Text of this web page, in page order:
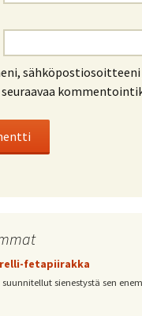
sähköpostiosoitteeni
fetapiirakka
sienestystä sen